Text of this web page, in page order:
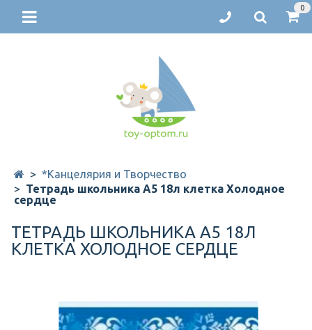
0
*Канцелярия и Творчество
Тетрадь школьника А5 18л клетка Холодное
сердце
ТЕТРАДЬ ШКОЛЬНИКА А5 18Л
КЛЕТКА ХОЛОДНОЕ СЕРДЦЕ